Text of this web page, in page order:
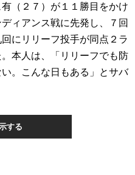
（２７）が１１勝目をかけ
ィアンス戦に先発し、７回
にリリーフ投手が同点２ラ
本人は、「リリーフでも防
。こんな日もある」とサバ
する